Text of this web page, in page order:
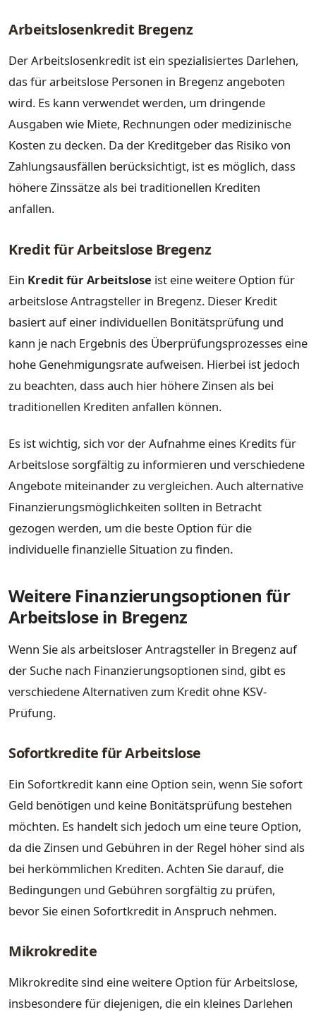
Arbeitslosenkredit Bregenz
Der Arbeitslosenkredit ist ein spezialisiertes Darlehen,
das für arbeitslose Personen in Bregenz angeboten
wird. Es kann verwendet werden, um dringende
Ausgaben wie Miete, Rechnungen oder medizinische
Kosten zu decken. Da der Kreditgeber das Risiko von
Zahlungsausfällen berücksichtigt, ist es möglich, dass
höhere Zinssätze als bei traditionellen Krediten
anfallen.
Kredit für Arbeitslose Bregenz
Ein Kredit für Arbeitslose ist eine weitere Option für
arbeitslose Antragsteller in Bregenz. Dieser Kredit
basiert auf einer individuellen Bonitätsprüfung und
kann je nach Ergebnis des Überprüfungsprozesses eine
hohe Genehmigungsrate aufweisen. Hierbei ist jedoch
zu beachten, dass auch hier höhere Zinsen als bei
traditionellen Krediten anfallen können.
Es ist wichtig, sich vor der Aufnahme eines Kredits für
Arbeitslose sorgfältig zu informieren und verschiedene
Angebote miteinander zu vergleichen. Auch alternative
Finanzierungsmöglichkeiten sollten in Betracht
gezogen werden, um die beste Option für die
individuelle finanzielle Situation zu finden.
Weitere Finanzierungsoptionen für
Arbeitslose in Bregenz
Wenn Sie als arbeitsloser Antragsteller in Bregenz auf
der Suche nach Finanzierungsoptionen sind, gibt es
verschiedene Alternativen zum Kredit ohne KSV-
Prüfung.
Sofortkredite für Arbeitslose
Ein Sofortkredit kann eine Option sein, wenn Sie sofort
Geld benötigen und keine Bonitätsprüfung bestehen
möchten. Es handelt sich jedoch um eine teure Option,
da die Zinsen und Gebühren in der Regel höher sind als
bei herkömmlichen Krediten. Achten Sie darauf, die
Bedingungen und Gebühren sorgfältig zu prüfen,
bevor Sie einen Sofortkredit in Anspruch nehmen.
Mikrokredite
Mikrokredite sind eine weitere Option für Arbeitslose,
insbesondere für diejenigen, die ein kleines Darlehen